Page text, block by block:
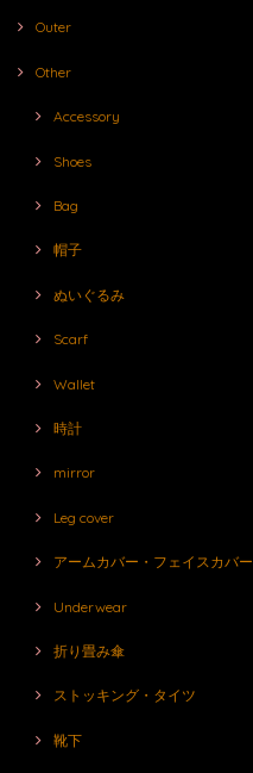
Outer
Other
Accessory
Shoes
Bag
帽子
ぬいぐるみ
Scarf
Wallet
時計
mirror
Leg cover
アームカバー・フェイスカバー
Underwear
折り畳み傘
ストッキング・タイツ
靴下